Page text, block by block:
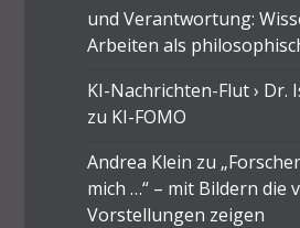
und Verantwortung:
Arbeiten als
KI-Nachrichten-Flut › Dr.
zu KI-FOMO
Andrea Klein zu
mich …“ – mit Bildern die
Vorstellungen zeigen